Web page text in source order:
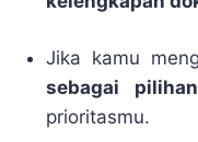
Jika kamu
sebagai
prioritasmu.